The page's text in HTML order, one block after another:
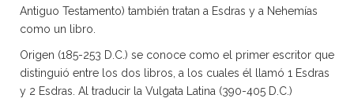
Antiguo Testamento) también tratan a Esdras y a Nehemías
como un libro.
Origen (185-253 D.C.) se conoce como el primer escritor que
distinguió entre los dos libros, a los cuales él llamó 1 Esdras
y 2 Esdras. Al traducir la Vulgata Latina (390-405 D.C.)